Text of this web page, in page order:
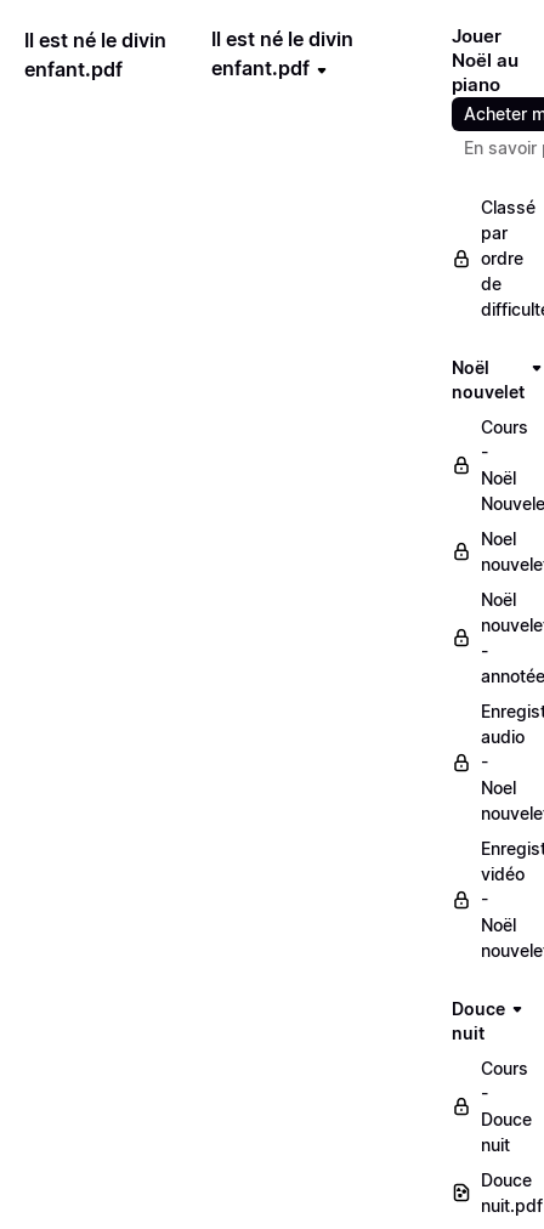
Il est né le divin
enfant.pdf
Il est né le divin
enfant.pdf
Jouer
Noël au
piano
Acheter
En savoir
Classé
par
ordre
de
Noël
nouvelet
Cours
-
Noël
Noel
Noël
-
audio
-
Noel
vidéo
-
Noël
Douce
nuit
Cours
-
Douce
nuit
Douce
nuit.pdf